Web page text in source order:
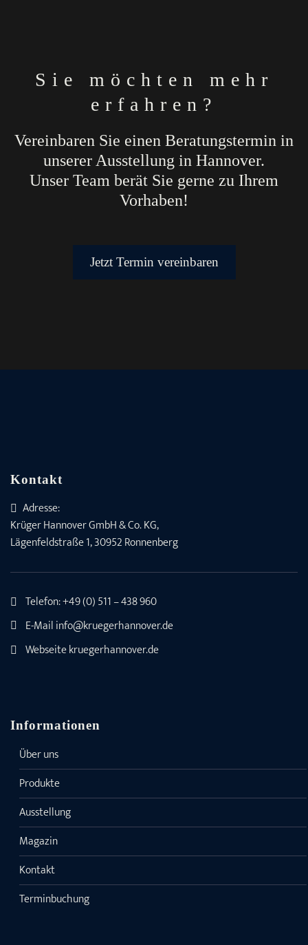
Sie möchten mehr
erfahren?
Vereinbaren Sie einen Beratungstermin in
unserer Ausstellung in Hannover.
Unser Team berät Sie gerne zu Ihrem
Vorhaben!
Jetzt Termin vereinbaren
Kontakt
Adresse:
Krüger Hannover GmbH & Co. KG,
Lägenfeldstraße 1, 30952 Ronnenberg
Telefon:+49 (0) 511 – 438 960
E-Mailinfo@kruegerhannover.de
Webseitekruegerhannover.de
Informationen
Über uns
Produkte
Ausstellung
Magazin
Kontakt
Terminbuchung